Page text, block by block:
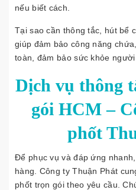
nếu biết cách.
Tại sao cần thông tắc, hút bể
giúp đảm bảo công năng
toàn, đảm bảo sức khỏe người
Dịch vụ thông
gói HCM –
phốt
Để phục vụ và đáp ứng
hàng. Công ty Thuận Phát
phốt trọn gói theo yêu cầu.